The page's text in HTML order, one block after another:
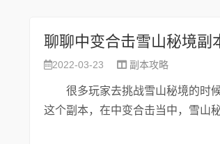
聊聊中变合击雪山秘境副
2022-03-23 副本攻略
很多玩家去挑战雪山秘境的时候
这个副本，在中变合击当中，雪山